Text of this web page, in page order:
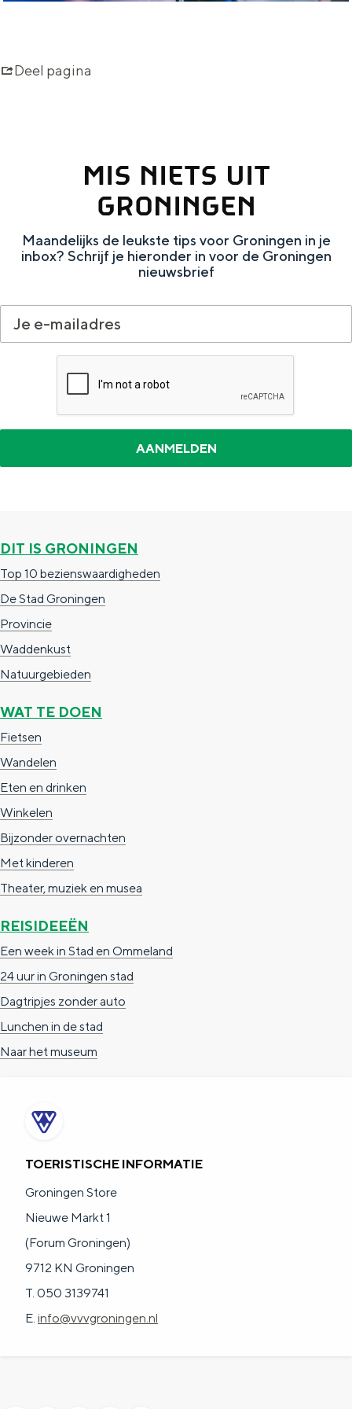
Deel pagina
MIS NIETS UIT
GRONINGEN
Maandelijks de leukste tips voor Groningen in je
inbox? Schrijf je hieronder in voor de Groningen
nieuwsbrief
DIT IS GRONINGEN
Top 10 bezienswaardigheden
De Stad Groningen
Provincie
Waddenkust
Natuurgebieden
WAT TE DOEN
Fietsen
Wandelen
Eten en drinken
Winkelen
Bijzonder overnachten
Met kinderen
Theater, muziek en musea
REISIDEEËN
Een week in Stad en Ommeland
24 uur in Groningen stad
Dagtripjes zonder auto
Lunchen in de stad
Naar het museum
TOERISTISCHE INFORMATIE
Groningen Store
Nieuwe Markt 1
(Forum Groningen)
9712 KN Groningen
T. 050 3139741
E. info@vvvgroningen.nl